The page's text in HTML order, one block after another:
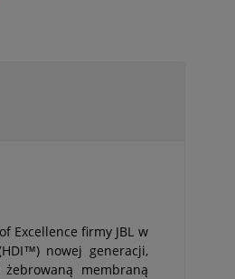
Excellence firmy JBL w
nowej generacji,
membraną